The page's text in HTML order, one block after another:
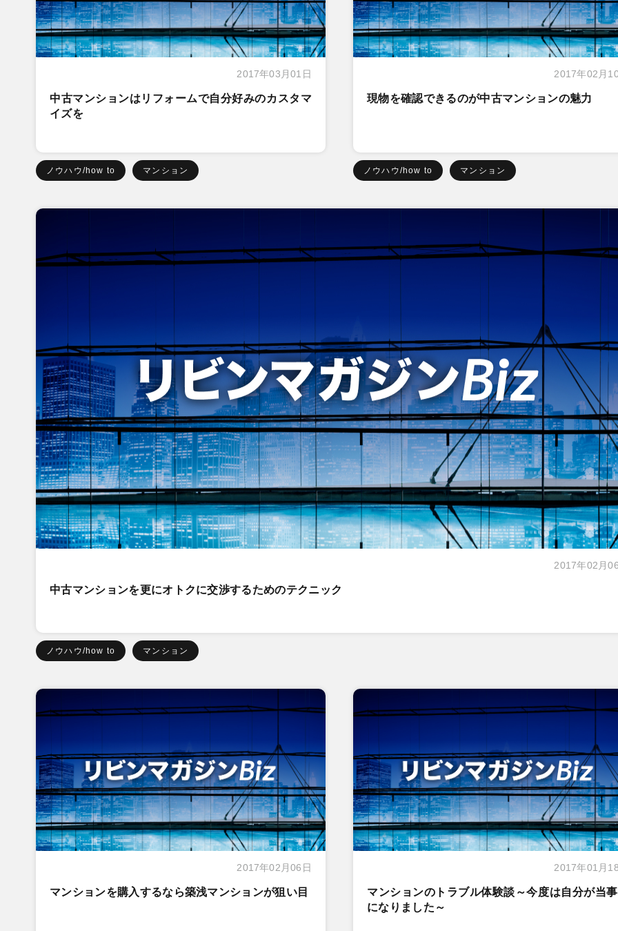
2017年03月01日
中古マンションはリフォームで自分好みのカスタマ
イズを
ノウハウ/how to マンション
2017年02月
現物を確認できるのが中古マンションの魅力
ノウハウ/how to マンション
2017年02月
中古マンションを更にオトクに交渉するためのテクニック
ノウハウ/how to マンション
2017年02月06日
マンションを購入するなら築浅マンションが狙い目
2017年01月
マンションのトラブル体験談～今度は自分が当
になりました～